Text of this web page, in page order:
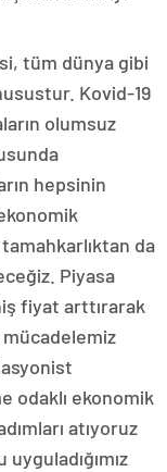
tüm dünya gibi
Kovid-19
olumsuz
hepsinin
da
Piyasa
fiyat arttırarak
mücadelemiz
odaklı ekonomik
atıyoruz